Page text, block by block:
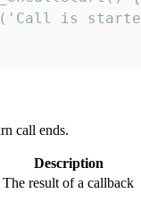
is
call ends.
Description
The result of a callback